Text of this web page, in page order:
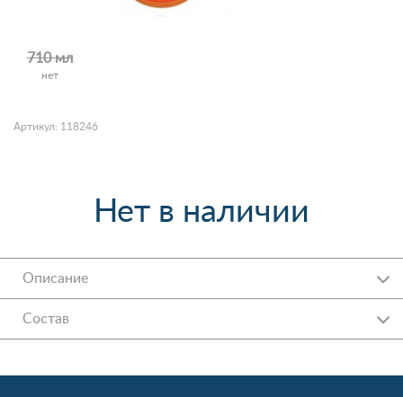
710 мл
нет
Артикул: 118246
Нет в наличии
Описание
Состав